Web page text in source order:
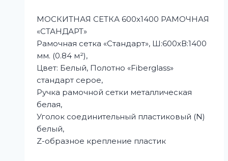
МОСКИТНАЯ СЕТКА 600х1400 РАМОЧНАЯ
«СТАНДАРТ»
Рамочная сетка «Стандарт», Ш:600xВ:1400
мм. (0.84 м²),
Цвет: Белый, Полотно «Fiberglass»
стандарт серое,
Ручка рамочной сетки металлическая
белая,
Уголок соединительный пластиковый (N)
белый,
Z-образное крепление пластик